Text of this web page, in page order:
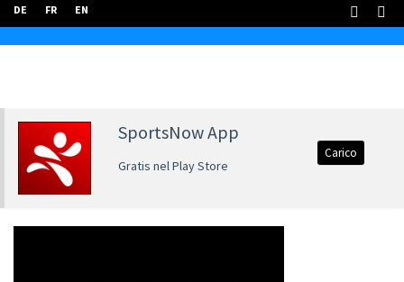
DE FR EN
SportsNow App
Gratis nel Play Store
Carico